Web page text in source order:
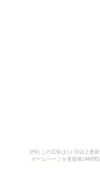
[PR] この広告は3ヶ月以上更
ホームページを更新後24時間